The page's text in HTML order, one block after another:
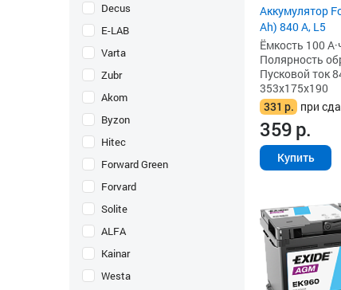
Decus
E-LAB
Varta
Zubr
Akom
Byzon
Hitec
Forward Green
Forvard
Solite
ALFA
Kainar
Westa
Аккумулятор
Ah) 840 А, L5
Ёмкость 100
Полярность
Пусковой ток
353x175x190
331 р. при
359р.
Купить